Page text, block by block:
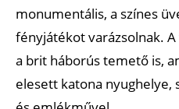
monumentális, a színes
fényjátékot varázsolnak.
a brit háborús temető is,
elesett katona